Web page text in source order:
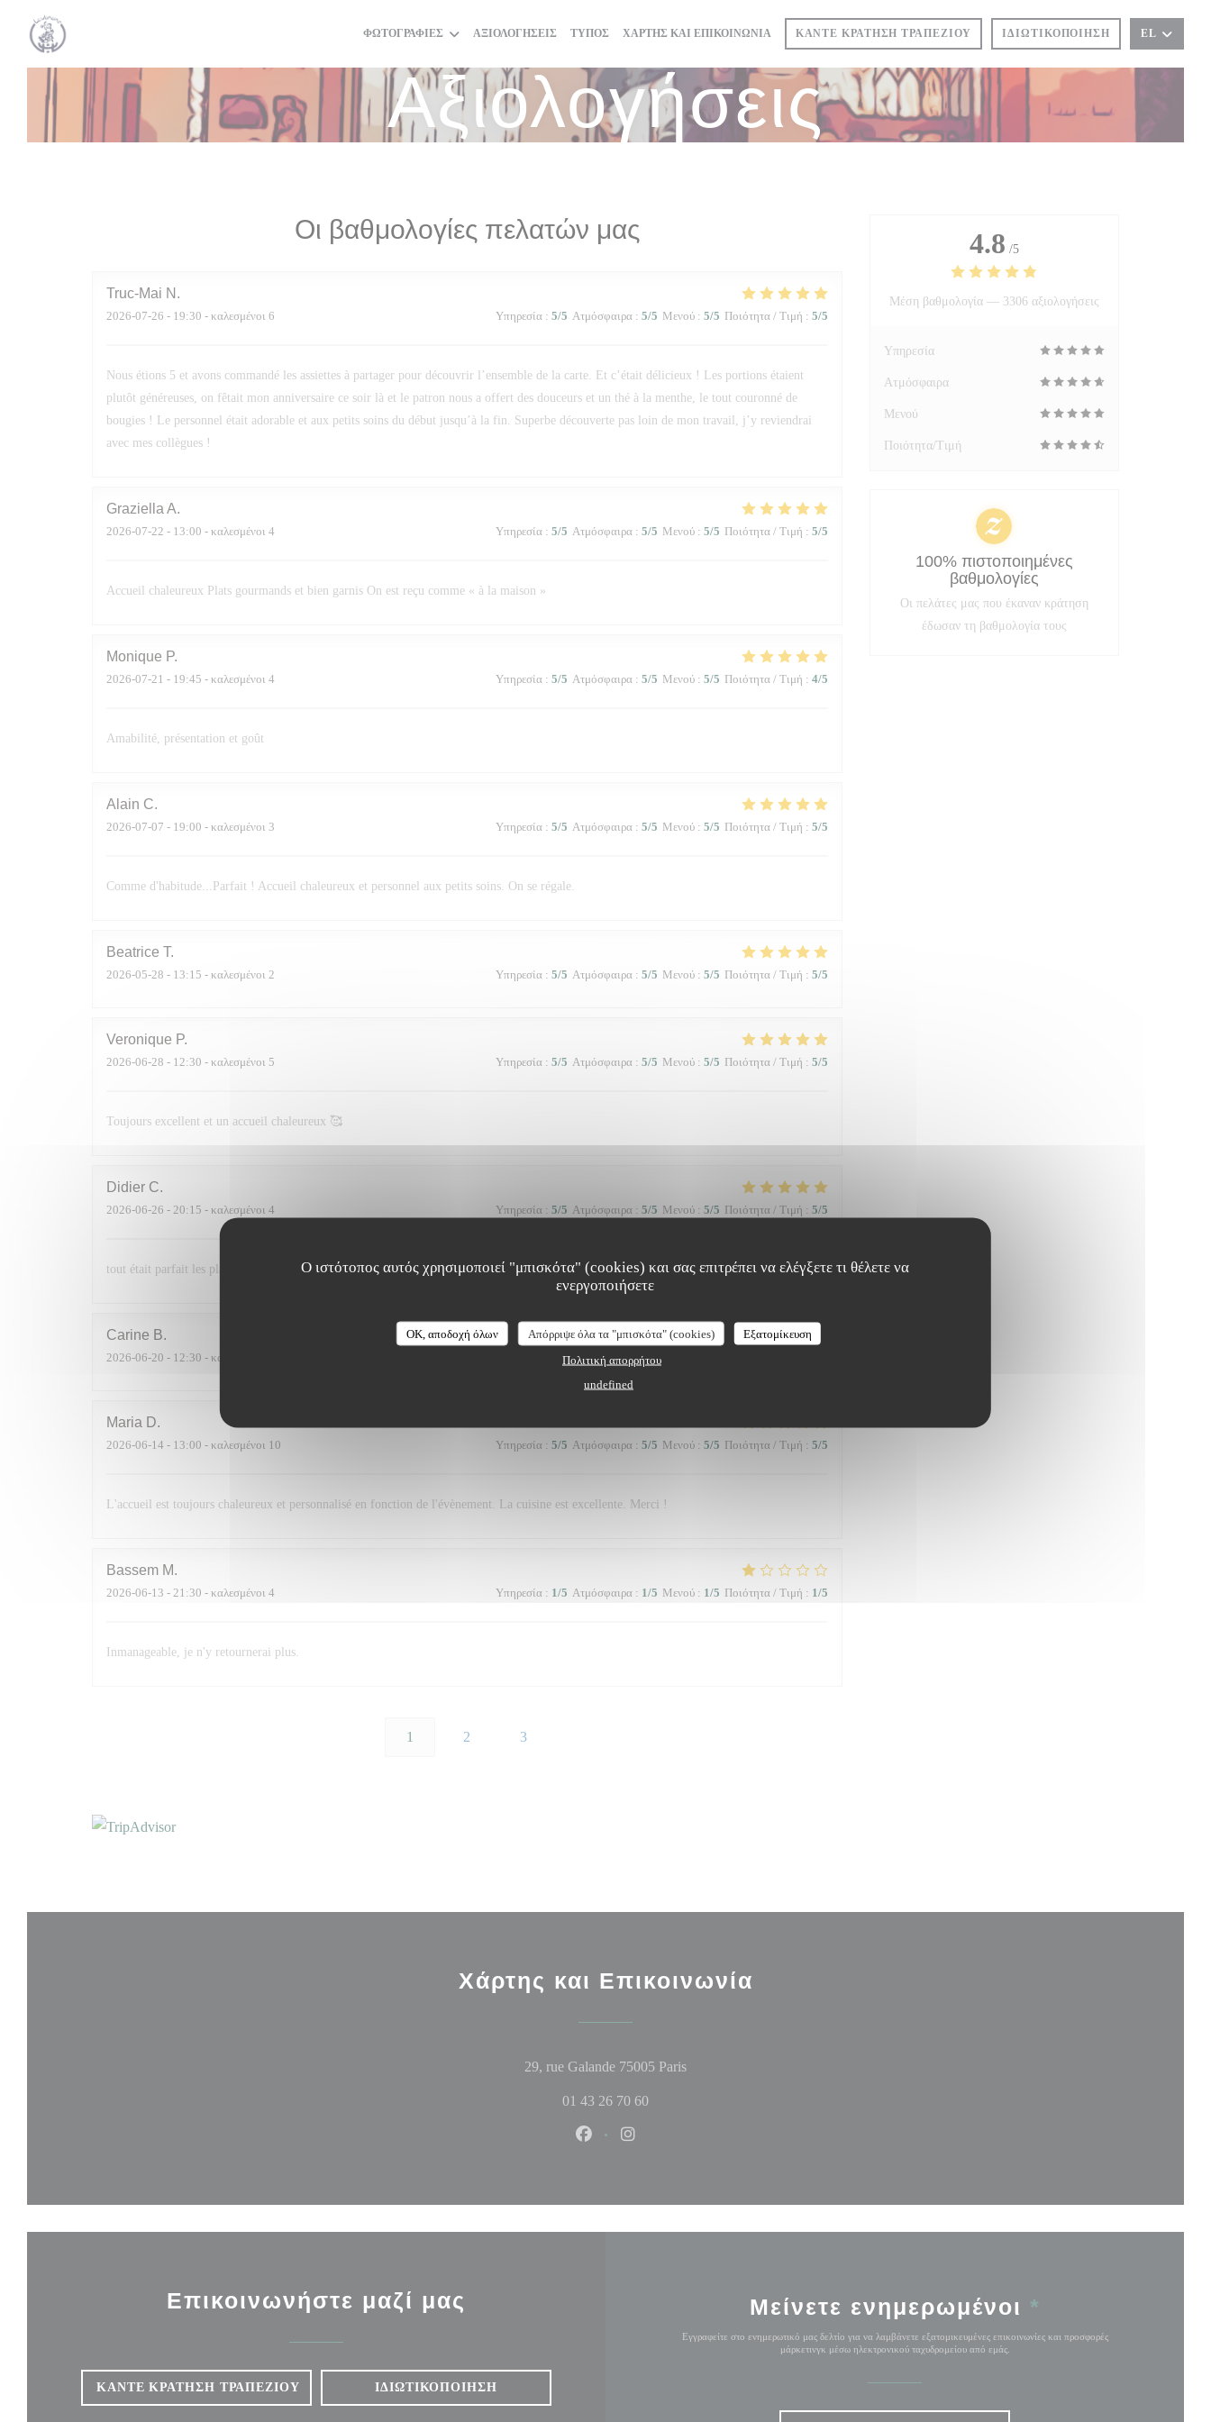
Πίνακας διαχείρισης "Μπισκότων" (Cookies)
Ο ιστότοπος αυτός χρησιμοποιεί "μπισκότα" (cookies) και σας επιτρέπει να ελέγξετε τι θέλετε να
ενεργοποιήσετε
OK, αποδοχή όλων Απόρριψε όλα τα "μπισκότα" (cookies)
Εξατομίκευση
Πολιτική απορρήτου
undefined
ΦΩΤΟΓΡΑΦΊΕΣ ΑΞΙΟΛΟΓΉΣΕΙΣ ΤΎΠΟΣ ΧΆΡΤΗΣ ΚΑΙ ΕΠΙΚΟΙΝΩΝΊΑ ΚΆΝΤΕ ΚΡΆΤΗΣΗ ΤΡΑΠΕΖΙΟΎ ΙΔΙΩΤΙΚΟΠΟΊΗΣΗ EL
Αξιολογήσεις
Οι βαθμολογίες πελατών μας
Truc-Mai N
2026-07-26 - 19:30 - καλεσμένοι 6 Υπηρεσία: 5/5 Ατμόσφαιρα: 5/5 Μενού: 5/5 Ποιότητα / Τιμή : 5/5
Nous étions 5 et avons commandé les assiettes à partager pour découvrir l’ensemble de la carte. Et c’était délicieux ! Les portions étaient
plutôt généreuses, on fêtait mon anniversaire ce soir là et le patron nous a offert des douceurs et un thé à la menthe, le tout couronné de
bougies ! Le personnel était adorable et aux petits soins du début jusqu’à la fin. Superbe découverte pas loin de mon travail, j’y reviendrai
avec mes collègues !
Graziella A
2026-07-22 - 13:00 - καλεσμένοι 4 Υπηρεσία: 5/5 Ατμόσφαιρα: 5/5 Μενού: 5/5 Ποιότητα / Τιμή : 5/5
Accueil chaleureux Plats gourmands et bien garnis On est reçu comme « à la maison »
Monique P
2026-07-21 - 19:45 - καλεσμένοι 4 Υπηρεσία: 5/5 Ατμόσφαιρα: 5/5 Μενού: 5/5 Ποιότητα / Τιμή : 4/5
Amabilité, présentation et goût
Alain C
2026-07-07 - 19:00 - καλεσμένοι 3 Υπηρεσία: 5/5 Ατμόσφαιρα: 5/5 Μενού: 5/5 Ποιότητα / Τιμή : 5/5
Comme d'habitude...Parfait ! Accueil chaleureux et personnel aux petits soins. On se régale.
Beatrice T
2026-05-28 - 13:15 - καλεσμένοι 2 Υπηρεσία: 5/5 Ατμόσφαιρα: 5/5 Μενού: 5/5 Ποιότητα / Τιμή : 5/5
Veronique P
2026-06-28 - 12:30 - καλεσμένοι 5 Υπηρεσία: 5/5 Ατμόσφαιρα: 5/5 Μενού: 5/5 Ποιότητα / Τιμή : 5/5
Toujours excellent et un accueil chaleureux 🥰
Didier C
2026-06-26 - 20:15 - καλεσμένοι 4 Υπηρεσία : 5/5 Ατμόσφαιρα : 5/5 Μενού: 5/5 Ποιότητα / Τιμή : 5/5
tout était parfait les plats étaient délicieux et le service parfait et sympathique
Carine B
2026-06-20 - 12:30 - καλεσμένοι 5 /5 Ατμόσφαιρα: 1/5
Maria D
2026-06-14 - 13:00 - καλεσμένοι 10 Υπηρεσία : 5/5 Ατμόσφαιρα : 5/5 Μενού: 5/5 Ποιότητα / Τιμή : 5/5
L'accueil est toujours chaleureux et personnalisé en fonction de l'évènement. La cuisine est excellente. Merci !
Bassem M
2026-06-13 - 21:30 - καλεσμένοι 4 Υπηρεσία: 1/5 Ατμόσφαιρα: 1/5 Μενού: 1/5 Ποιότητα / Τιμή : 1/5
Inmanageable, je n'y retournerai plus.
1 2 3
4.8 /5
Μέση βαθμολογία — 3306 αξιολογήσεις
Υπηρεσία
Ατμόσφαιρα
Μενού
Ποιότητα/Τιμή
100% πιστοποιημένες
βαθμολογίες
Οι πελάτες μας που έκαναν κράτηση
έδωσαν τη βαθμολογία τους
Χάρτης και Επικοινωνία
29, rue Galande 75005 Paris((ανοίγει σε νέο παράθυρο))
01 43 26 70 60
Facebook ((ανοίγει σε νέο παράθυρο))
Επικοινωνήστε μαζί μας
ΚΆΝΤΕ ΚΡΆΤΗΣΗ ΤΡΑΠΕΖΙΟΎ ΙΔΙΩΤΙΚΟΠΟΊΗΣΗ
Μείνετε ενημερωμένοι *
Εγγραφείτε στο ενημερωτικό μας δελτίο για να λαμβάνετε εξατομικευμένες επικοινωνίες και προσφορές
μάρκετινγκ μέσω ηλεκτρονικού ταχυδρομείου από εμάς.